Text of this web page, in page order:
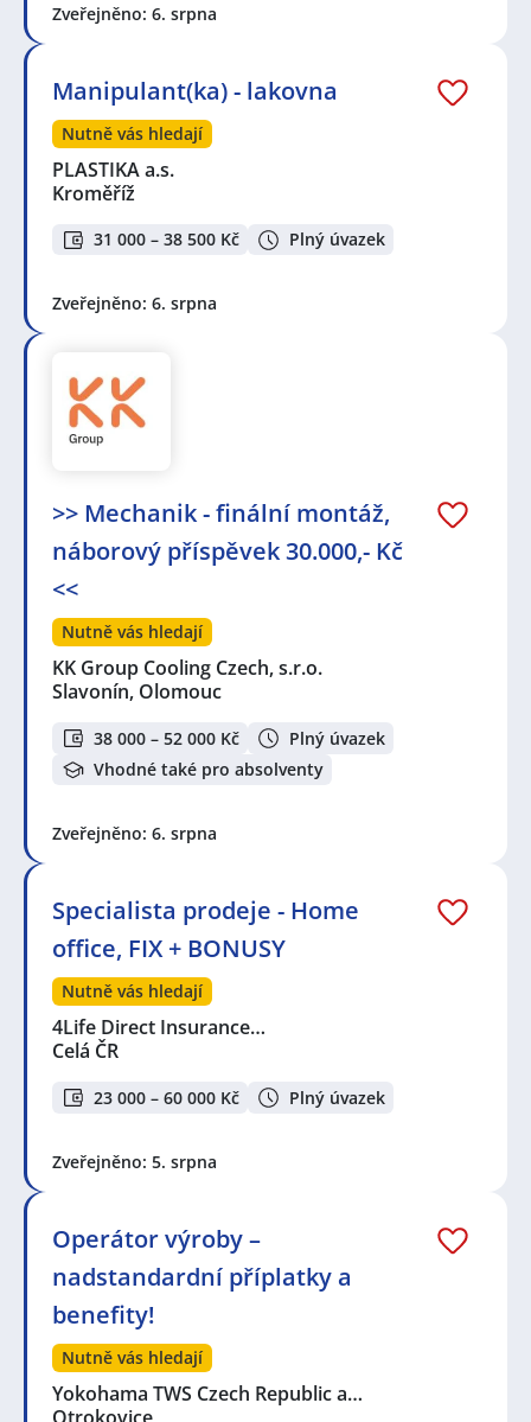
Zveřejněno: 6. srpna
Manipulant(ka) - lakovna
Nutně vás hledají
PLASTIKA a.s.
Kroměříž
31 000 – 38 500 Kč Plný úvazek
Zveřejněno: 6. srpna
>> Mechanik - finální montáž,
náborový příspěvek 30.000,- Kč
<<
Nutně vás hledají
KK Group Cooling Czech, s.r.o.
Slavonín, Olomouc
38 000 – 52 000 Kč
Plný úvazek
Vhodné také pro absolventy
Zveřejněno: 6. srpna
Specialista prodeje - Home
office, FIX + BONUSY
Nutně vás hledají
4Life Direct Insurance…
Celá ČR
23 000 – 60 000 Kč Plný úvazek
Zveřejněno: 5. srpna
Operátor výroby –
nadstandardní příplatky a
benefity!
Nutně vás hledají
Yokohama TWS Czech Republic a…